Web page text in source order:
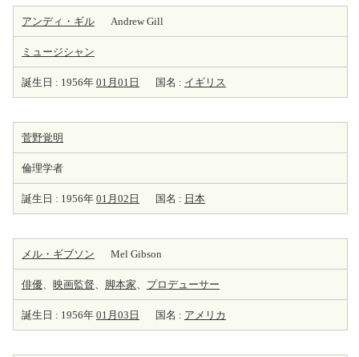
アンディ・ギル Andrew Gill
ミュージシャン
誕生日 : 1956年 01月01日 国名 : イギリス
菅野覚明
倫理学者
誕生日 : 1956年 01月02日 国名 : 日本
メル・ギブソン Mel Gibson
俳優、 映画監督、 脚本家、 プロデューサー
誕生日 : 1956年 01月03日 国名 : アメリカ